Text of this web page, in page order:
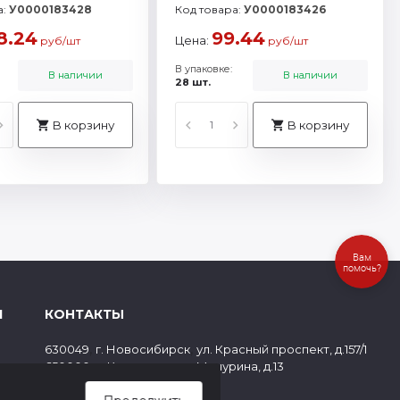
У0000183428
руб/шт
В наличии
В корзину
Код товара:У0000183426
Цена: 99.44 руб/шт
В упаковке:
28 шт.
В наличии
В корзину
КОНТАКТЫ
630049 г. Новосибирск ул. Красный проспект, д.157/1
650000
г. Кемерово ул. Мичурина, д.13
8 (800) 500-73-43
Вам
помочь?